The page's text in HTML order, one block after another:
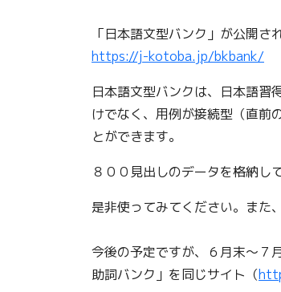
「日本語文型バンク」が公開さ
https://j-kotoba.jp/bkbank/
日本語文型バンクは、日本語習
けでなく、用例が接続型（直前
とができます。
８００見出しのデータを格納し
是非使ってみてください。また
今後の予定ですが、６月末～７
助詞バンク」を同じサイト（